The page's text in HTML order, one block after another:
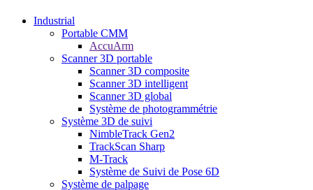
Industrial
Portable CMM
AccuArm
Scanner 3D portable
Scanner 3D composite
Scanner 3D intelligent
Scanner 3D global
Système de photogrammétrie
Système 3D de suivi
NimbleTrack Gen2
TrackScan Sharp
M-Track
Système de Suivi de Pose 6D
Système de palpage